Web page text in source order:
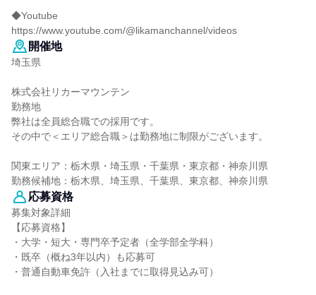
◆Youtube
https://www.youtube.com/@likamanchannel/videos
開催地
埼玉県
株式会社リカーマウンテン
勤務地
弊社は全員総合職での採用です。
その中で＜エリア総合職＞は勤務地に制限がございます。
関東エリア：栃木県・埼玉県・千葉県・東京都・神奈川県
勤務候補地：栃木県、埼玉県、千葉県、東京都、神奈川県
応募資格
募集対象詳細
【応募資格】
・大学・短大・専門卒予定者（全学部全学科）
・既卒（概ね3年以内）も応募可
・普通自動車免許（入社までに取得見込み可）